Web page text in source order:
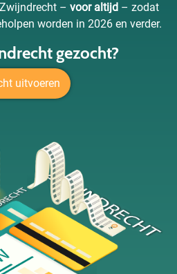
– voor altijd – zodat
worden in 2026 en verder.
gezocht?
uitvoeren